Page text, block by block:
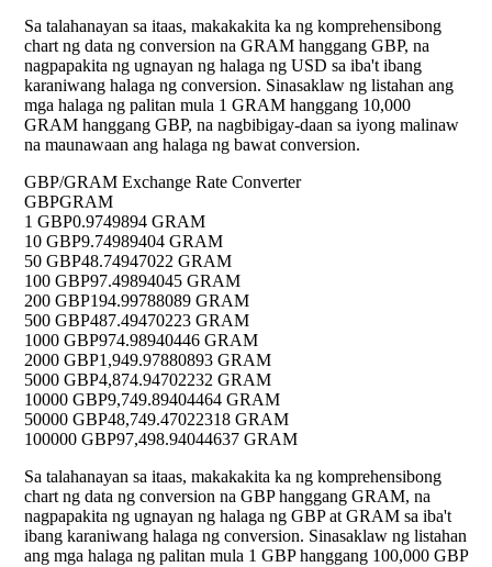
Sa talahanayan sa itaas, makakakita ka ng komprehensibong
chart ng data ng conversion na GRAM hanggang GBP, na
nagpapakita ng ugnayan ng halaga ng USD sa iba't ibang
karaniwang halaga ng conversion. Sinasaklaw ng listahan ang
mga halaga ng palitan mula 1 GRAM hanggang 10,000
GRAM hanggang GBP, na nagbibigay-daan sa iyong malinaw
na maunawaan ang halaga ng bawat conversion.
GBP/GRAM Exchange Rate Converter
GBPGRAM
1 GBP0.9749894 GRAM
10 GBP9.74989404 GRAM
50 GBP48.74947022 GRAM
100 GBP97.49894045 GRAM
200 GBP194.99788089 GRAM
500 GBP487.49470223 GRAM
1000 GBP974.98940446 GRAM
2000 GBP1,949.97880893 GRAM
5000 GBP4,874.94702232 GRAM
10000 GBP9,749.89404464 GRAM
50000 GBP48,749.47022318 GRAM
100000 GBP97,498.94044637 GRAM
Sa talahanayan sa itaas, makakakita ka ng komprehensibong
chart ng data ng conversion na GBP hanggang GRAM, na
nagpapakita ng ugnayan ng halaga ng GBP at GRAM sa iba't
ibang karaniwang halaga ng conversion. Sinasaklaw ng listahan
ang mga halaga ng palitan mula 1 GBP hanggang 100,000 GBP